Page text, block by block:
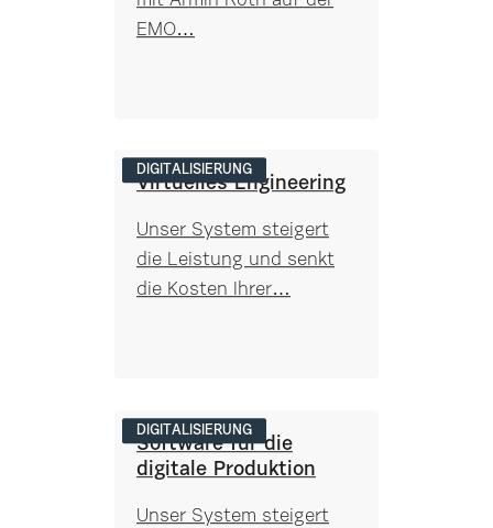
EMO…
DIGITALISIERUNG
Virtuelles Engineering
Unser System steigert
die Leistung und senkt
die Kosten Ihrer…
DIGITALISIERUNG
Software für die
digitale Produktion
Unser System steigert